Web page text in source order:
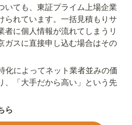
いても、東証プライム上場企業
られています。一括見積もりサ
者に個人情報が流れてしまうリ
ガスに直接申し込む場合はその
化によってネット業者並みの価
、「大手だから高い」という先
ら